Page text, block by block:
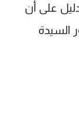
على أن
السيدة